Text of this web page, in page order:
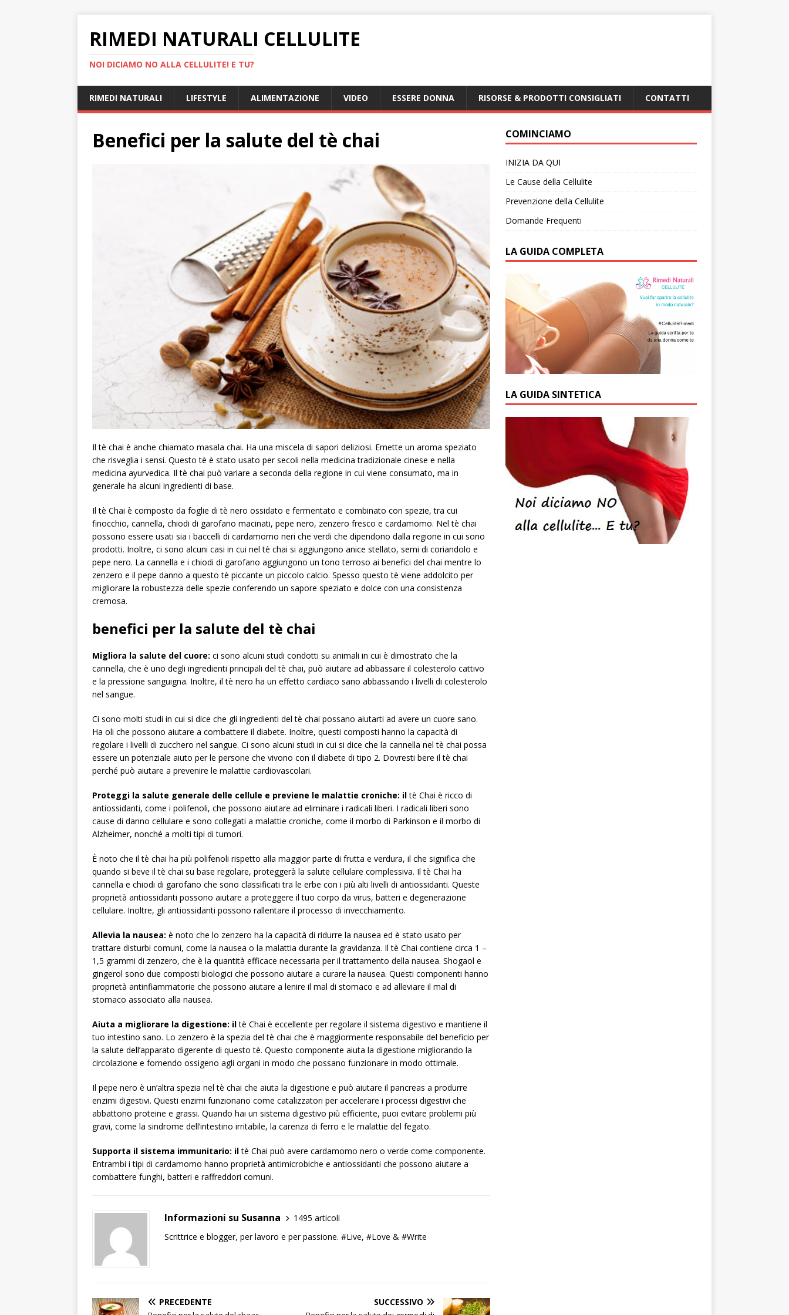
RIMEDI NATURALI CELLULITE
NOI DICIAMO NO ALLA CELLULITE! E TU?
RIMEDI NATURALI LIFESTYLE ALIMENTAZIONE VIDEO ESSERE DONNA RISORSE & PRODOTTI CONSIGLIATI CONTATTI
Benefici per la salute del tè chai
Il tè chai è anche chiamato masala chai. Ha una miscela di sapori deliziosi. Emette un aroma speziato
che risveglia i sensi. Questo tè è stato usato per secoli nella medicina tradizionale cinese e nella
medicina ayurvedica. Il tè chai può variare a seconda della regione in cui viene consumato, ma in
generale ha alcuni ingredienti di base.
Il tè Chai è composto da foglie di tè nero ossidato e fermentato e combinato con spezie, tra cui
finocchio, cannella, chiodi di garofano macinati, pepe nero, zenzero fresco e cardamomo. Nel tè chai
possono essere usati sia i baccelli di cardamomo neri che verdi che dipendono dalla regione in cui sono
prodotti. Inoltre, ci sono alcuni casi in cui nel tè chai si aggiungono anice stellato, semi di coriandolo e
pepe nero. La cannella e i chiodi di garofano aggiungono un tono terroso ai benefici del chai mentre lo
zenzero e il pepe danno a questo tè piccante un piccolo calcio. Spesso questo tè viene addolcito per
migliorare la robustezza delle spezie conferendo un sapore speziato e dolce con una consistenza
cremosa.
benefici per la salute del tè chai
Migliora la salute del cuore: ci sono alcuni studi condotti su animali in cui è dimostrato che la
cannella, che è uno degli ingredienti principali del tè chai, può aiutare ad abbassare il colesterolo cattivo
e la pressione sanguigna. Inoltre, il tè nero ha un effetto cardiaco sano abbassando i livelli di colesterolo
nel sangue.
Ci sono molti studi in cui si dice che gli ingredienti del tè chai possano aiutarti ad avere un cuore sano.
Ha oli che possono aiutare a combattere il diabete. Inoltre, questi composti hanno la capacità di
regolare i livelli di zucchero nel sangue. Ci sono alcuni studi in cui si dice che la cannella nel tè chai possa
essere un potenziale aiuto per le persone che vivono con il diabete di tipo 2. Dovresti bere il tè chai
perché può aiutare a prevenire le malattie cardiovascolari.
Proteggi la salute generale delle cellule e previene le malattie croniche: iltè Chai è ricco di
antiossidanti, come i polifenoli, che possono aiutare ad eliminare i radicali liberi. I radicali liberi sono
cause di danno cellulare e sono collegati a malattie croniche, come il morbo di Parkinson e il morbo di
Alzheimer, nonché a molti tipi di tumori.
È noto che il tè chai ha più polifenoli rispetto alla maggior parte di frutta e verdura, il che significa che
quando si beve il tè chai su base regolare, proteggerà la salute cellulare complessiva. Il tè Chai ha
cannella e chiodi di garofano che sono classificati tra le erbe con i più alti livelli di antiossidanti. Queste
proprietà antiossidanti possono aiutare a proteggere il tuo corpo da virus, batteri e degenerazione
cellulare. Inoltre, gli antiossidanti possono rallentare il processo di invecchiamento.
Allevia la nausea: è noto che lo zenzero ha la capacità di ridurre la nausea ed è stato usato per
trattare disturbi comuni, come la nausea o la malattia durante la gravidanza. Il tè Chai contiene circa 1 –
1,5 grammi di zenzero, che è la quantità efficace necessaria per il trattamento della nausea. Shogaol e
gingerol sono due composti biologici che possono aiutare a curare la nausea. Questi componenti hanno
proprietà antinfiammatorie che possono aiutare a lenire il mal di stomaco e ad alleviare il mal di
stomaco associato alla nausea.
Aiuta a migliorare la digestione: iltè Chai è eccellente per regolare il sistema digestivo e mantiene il
tuo intestino sano. Lo zenzero è la spezia del tè chai che è maggiormente responsabile del beneficio per
la salute dell’apparato digerente di questo tè. Questo componente aiuta la digestione migliorando la
circolazione e fornendo ossigeno agli organi in modo che possano funzionare in modo ottimale.
Il pepe nero è un’altra spezia nel tè chai che aiuta la digestione e può aiutare il pancreas a produrre
enzimi digestivi. Questi enzimi funzionano come catalizzatori per accelerare i processi digestivi che
abbattono proteine ​​e grassi. Quando hai un sistema digestivo più efficiente, puoi evitare problemi più
gravi, come la sindrome dell’intestino irritabile, la carenza di ferro e le malattie del fegato.
Supporta il sistema immunitario: iltè Chai può avere cardamomo nero o verde come componente.
Entrambi i tipi di cardamomo hanno proprietà antimicrobiche e antiossidanti che possono aiutare a
combattere funghi, batteri e raffreddori comuni.
Informazioni su Susanna
1495 articoli
Scrittrice e blogger, per lavoro e per passione. #Live, #Love & #Write
PRECEDENTE SUCCESSIVO
COMINCIAMO
INIZIA DA QUI
Le Cause della Cellulite
Prevenzione della Cellulite
Domande Frequenti
LA GUIDA COMPLETA
LA GUIDA SINTETICA